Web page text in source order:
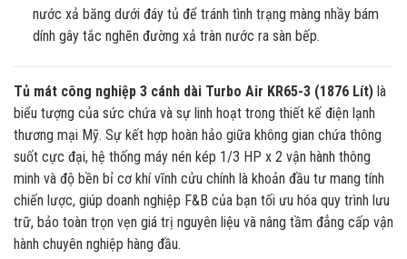
nước xả băng dưới đáy tủ để tránh tình trạng màng nhầy bám
dính gây tắc nghẽn đường xả tràn nước ra sàn bếp.
Tủ mát công nghiệp 3 cánh dài Turbo Air KR65-3 (1876 Lít) là
biểu tượng của sức chứa và sự linh hoạt trong thiết kế điện lạnh
thương mại Mỹ. Sự kết hợp hoàn hảo giữa không gian chứa thông
suốt cực đại, hệ thống máy nén kép 1/3 HP x 2 vận hành thông
minh và độ bền bỉ cơ khí vĩnh cửu chính là khoản đầu tư mang tính
chiến lược, giúp doanh nghiệp F&B của bạn tối ưu hóa quy trình lưu
trữ, bảo toàn trọn vẹn giá trị nguyên liệu và nâng tầm đẳng cấp vận
hành chuyên nghiệp hàng đầu.